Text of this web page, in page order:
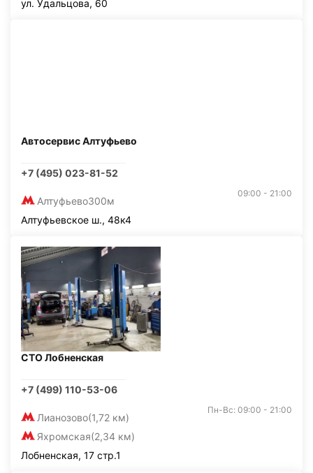
ул. Удальцова, 60
Автосервис Алтуфьево
+7 (495) 023-81-52
Алтуфьево300м
09:00 - 21:00
Алтуфьевское ш., 48к4
СТО Лобненская
+7 (499) 110-53-06
Лианозово(1,72 км)
Яхромская(2,34 км)
Пн-Вс: 09:00 - 21:00
Лобненская, 17 стр.1